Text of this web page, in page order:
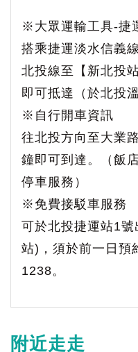
※大眾運輸工具-捷
搭乘捷運淡水信義
北投線至【新北投
即可抵達（於北投
※自行開車資訊
往北投方向至大業
鐘即可到達。（飯
停車服務）
※免費接駁車服務
可於北投捷運站1
站)，須於前一日預
1238。
附近走走